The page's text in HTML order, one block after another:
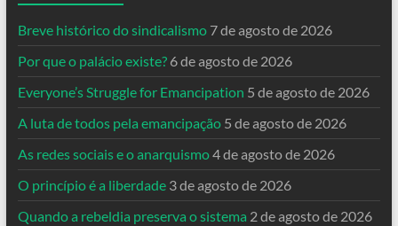
Breve histórico do sindicalismo 7 de agosto de 2026
Por que o palácio existe? 6 de agosto de 2026
Everyone’s Struggle for Emancipation 5 de agosto de 2026
A luta de todos pela emancipação 5 de agosto de 2026
As redes sociais e o anarquismo4 de agosto de 2026
O princípio é a liberdade 3 de agosto de 2026
Quando a rebeldia preserva o sistema 2 de agosto de 2026